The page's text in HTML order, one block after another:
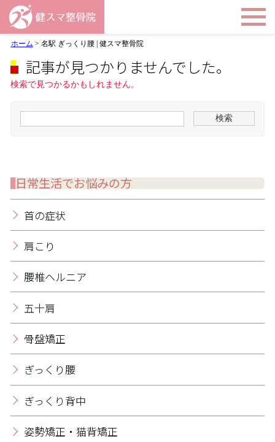
ホーム > 名駅 ぎっくり腰 | 健スマ整骨院
記事が見つかりませんでした。
検索で見つかるかもしれません。
日常生活でお悩みの方
首の症状
肩こり
腰椎ヘルニア
五十肩
骨盤矯正
ぎっくり腰
ぎっくり背中
姿勢矯正・猫背矯正